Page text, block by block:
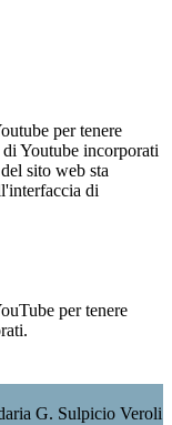
per tenere
Youtube incorporati
sito web sta
di
per tenere
G. Sulpicio Veroli